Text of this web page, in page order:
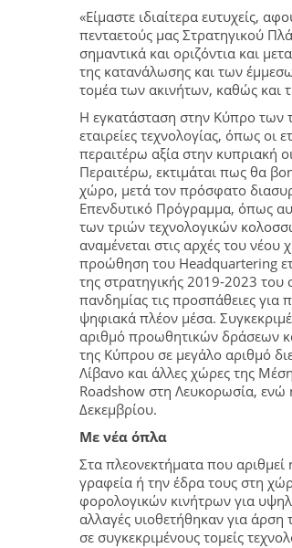
«Είμαστε ιδιαίτερα ευτυχείς,
πενταετούς μας Στρατηγικού
σημαντικά και οριζόντια και
της κατανάλωσης και των
τομέα των ακινήτων, καθώς και
Η εγκατάσταση στην Κύπρο των
εταιρείες τεχνολογίας, όπως οι
περαιτέρω αξία στην κυπριακή
Περαιτέρω, εκτιμάται πως θα
χώρο, μετά τον πρόσφατο
Επενδυτικό Πρόγραμμα, όπως
των τριών τεχνολογικών
αναμένεται στις αρχές του
προώθηση του Headquartering
της στρατηγικής 2019-2023 του
πανδημίας τις προσπάθειες για
ψηφιακά πλέον μέσα.
αριθμό προωθητικών δράσεων
της Κύπρου σε μεγάλο αριθμό
Λίβανο και άλλες χώρες της
Roadshow στη Λευκορωσία, ενώ
Δεκεμβρίου.
Με νέα όπλα
Στα πλεονεκτήματα που
γραφεία ή την έδρα τους στη
φορολογικών κινήτρων για
αλλαγές υιοθετήθηκαν για
σε συγκεκριμένους τομείς